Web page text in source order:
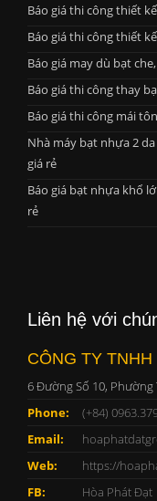
Báo giá thi công thiết
Báo giá thi công thiết
Báo giá may dù bạt
Báo giá thi công thay
Báo giá thi công mái
Nhà máy bạt nhựa 2
giá rẻ
Báo giá bạt nhựa khổ
rẻ
Liên hệ với
CÔNG TY
6 Đường Số 10,
Phone:
(+84)
Email:
Web:
https://
FB:
Hòa Phát Đạt